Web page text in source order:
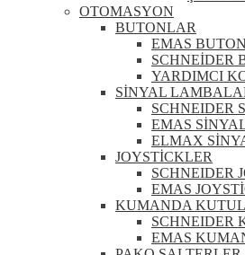
OTOMASYON
BUTONLAR
EMAS
SCHNEİDER
YARDIMCI
SİNYAL
SCHNEIDER
EMAS
ELMAX
JOYSTİCKLER
SCHNEIDER
EMAS
KUMANDA
SCHNEIDER
EMAS